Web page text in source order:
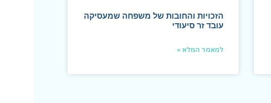
הזכויות והחובות של משפחה שמעסיקה
עובד זר סיעודי
למאמר המלא »